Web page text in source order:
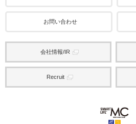
お問い合わせ
会社情報/IR
Recruit